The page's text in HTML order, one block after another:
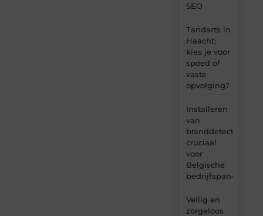
SEO
Tandarts in
Haacht:
kies je voor
spoed of
vaste
opvolging?
Installeren
van
branddetectie:
cruciaal
voor
Belgische
bedrijfspanden
Veilig en
zorgeloos